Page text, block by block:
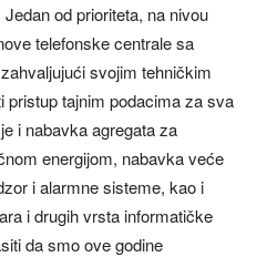
od prioriteta, na nivou
telefonske centrale sa
svojim tehničkim
pristup tajnim podacima za sva
i nabavka agregata za
energijom, nabavka veće
i alarmne sisteme, kao i
i drugih vrsta informatičke
da smo ove godine